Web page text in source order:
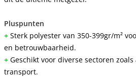
Pluspunten
+ Sterk polyester van 350-399gr/m²
en betrouwbaarheid.
+ Geschikt voor diverse sectoren
transport.